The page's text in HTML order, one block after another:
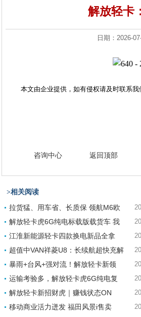
解放轻卡
日期：
本文由企业提供，如有侵权请及时联系我
咨询中心 返回顶部
>相关阅读
拉货猛、用车省、长质保 领航M6欧
解放轻卡虎6G纯电标载版载货车 我
江淮新能源轻卡四款换电新品全拿
超值中VAN祥菱U8：长续航超快充解
暴雨+台风+强对流！解放轻卡新领
运输考验多，解放轻卡虎6G纯电复
解放轻卡新招财虎｜赚钱状态ON
移动商业活力迸发 福田风景i售卖